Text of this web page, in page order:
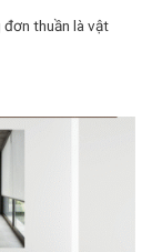
thuần là vật